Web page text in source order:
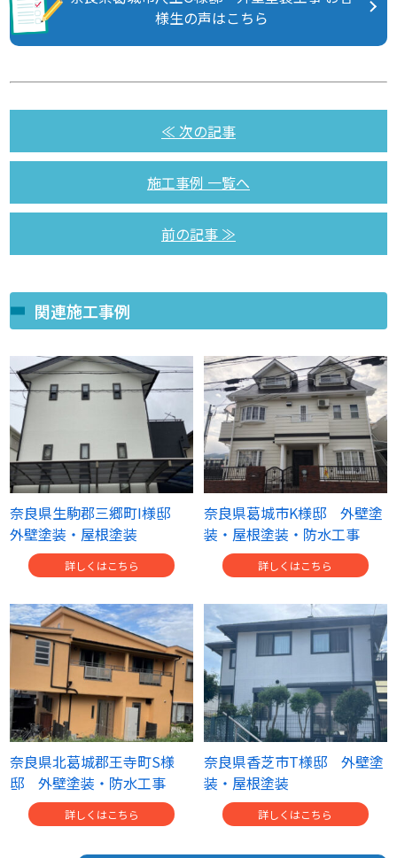
様生の声はこちら
≪ 次の記事
施工事例 一覧へ
前の記事 ≫
関連施工事例
奈良県生駒郡三郷町I様邸
外壁塗装・屋根塗装
詳しくはこちら
奈良県葛城市K様邸 外壁塗
装・屋根塗装・防水工事
詳しくはこちら
奈良県北葛城郡王寺町S様
邸 外壁塗装・防水工事
詳しくはこちら
奈良県香芝市T様邸 外壁塗
装・屋根塗装
詳しくはこちら